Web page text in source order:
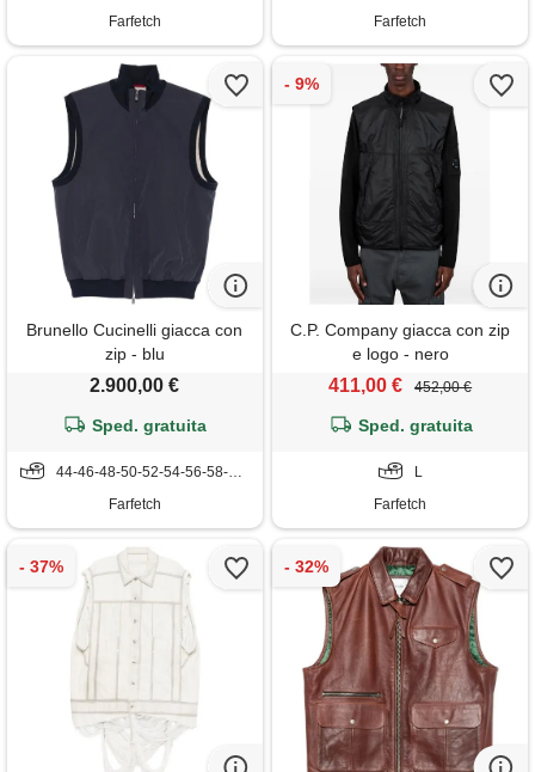
Farfetch
Farfetch
Brunello Cucinelli giacca con
zip - blu
2.900,00 €
Sped. gratuita
44-46-48-50-52-54-56-58-60-62
Farfetch
C.P. Company giacca con zip
e logo - nero
411,00 € 452,00 €
Sped. gratuita
L
Farfetch